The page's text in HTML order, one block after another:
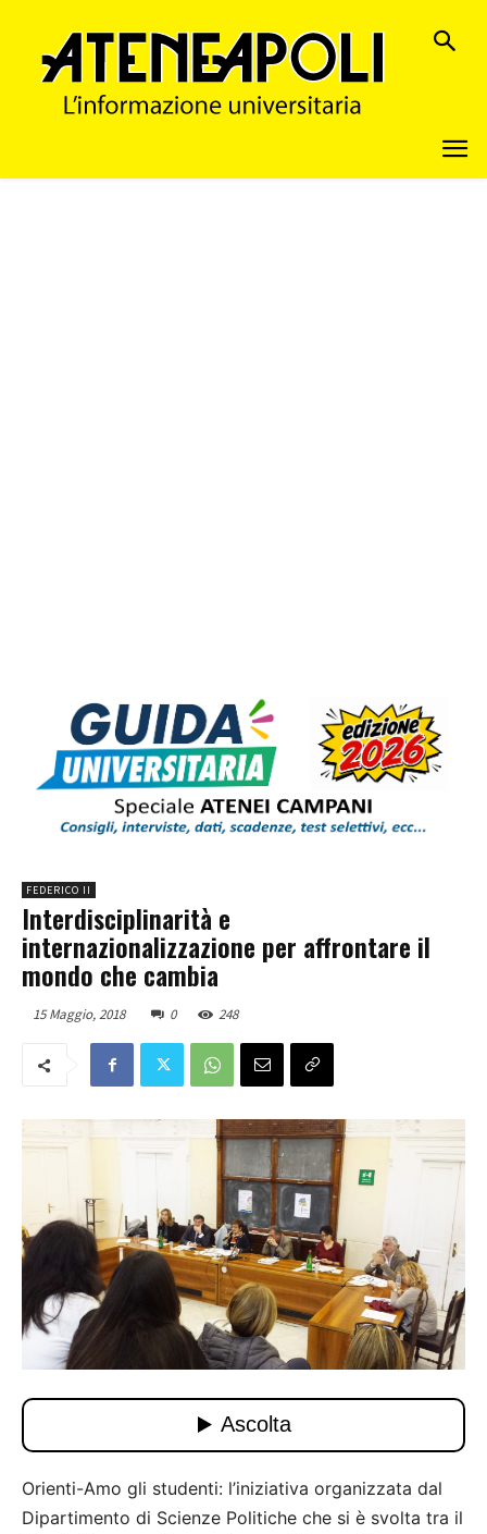
FEDERICO II
Interdisciplinarità e
internazionalizzazione per affrontare il
mondo che cambia
15 Maggio, 2018 0 248
Orienti-Amo gli studenti: l’iniziativa organizzata dal
Dipartimento di Scienze Politiche che si è svolta tra il